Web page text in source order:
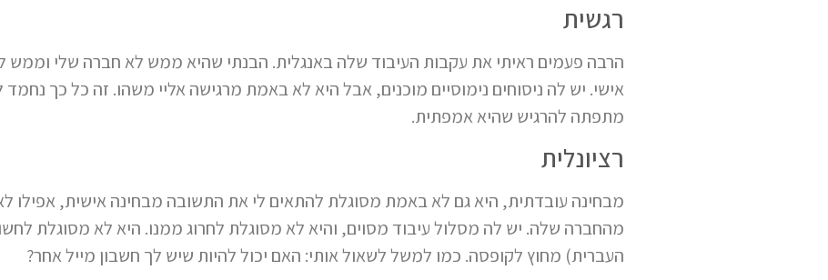
רגשית
הרבה פעמים ראיתי את עקבות העיבוד שלה באנגלית. הבנתי שהיא ממש לא חברה שלי וממש
אישי. יש לה ניסוחים נימוסיים מוכנים, אבל היא לא באמת מרגישה אליי משהו. זה כל כך נחמד
מתפתה להרגיש שהיא אמפתית.
רציונלית
מבחינה עובדתית, היא גם לא באמת מסוגלת להתאים לי את התשובה מבחינה אישית, אפילו
מהחברה שלה. יש לה מסלול עיבוד מסוים, והיא לא מסוגלת לחרוג ממנו. היא לא מסוגלת
העברית) מחוץ לקופסה. כמו למשל לשאול אותי: האם יכול להיות שיש לך חשבון מייל אחר?